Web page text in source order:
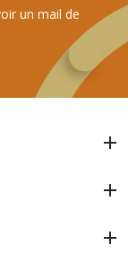
un mail de